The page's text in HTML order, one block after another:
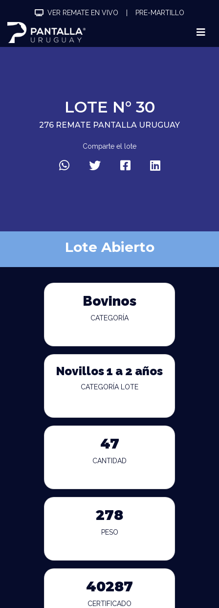
VER REMATE EN VIVO PRE-MARTILLO
LOTE N° 30
276 REMATE PANTALLA URUGUAY
Comparte el lote
Lote Abierto
Bovinos
CATEGORÍA
Novillos 1 a 2 años
CATEGORÍA LOTE
47
CANTIDAD
278
PESO
40287
CERTIFICADO